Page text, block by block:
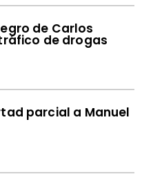
de Carlos
de drogas
parcial a Manuel